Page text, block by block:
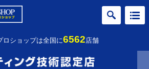
ロショップは全国に6562店舗